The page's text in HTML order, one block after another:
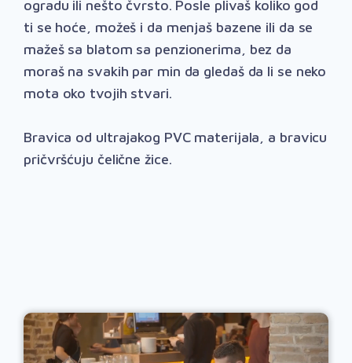
ogradu ili nešto čvrsto. Posle plivaš koliko god
ti se hoće, možeš i da menjaš bazene ili da se
mažeš sa blatom sa penzionerima, bez da
moraš na svakih par min da gledaš da li se neko
mota oko tvojih stvari.
Bravica od ultrajakog PVC materijala, a bravicu
pričvršćuju čelične žice.